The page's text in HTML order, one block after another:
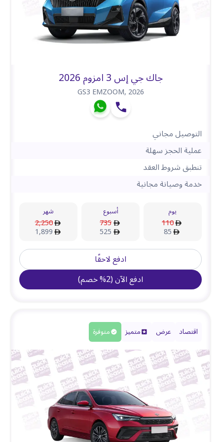
جاك جي إس 3 امزوم 2026
GS3 EMZOOM,2026
التوصيل مجاني
عملية الحجز سهلة
تنطبق شروط العقد
خدمة وصيانة مجانية
يوم
110
85
أسبوع
735
525
شهر
2,250
1,899
ادفع لاحقًا
ادفع الآن(
2
%خصم)
اقتصاد عرض متميز متوفرة